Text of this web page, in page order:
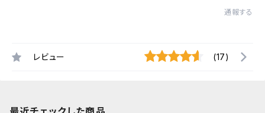
通報する
レビュー (17)